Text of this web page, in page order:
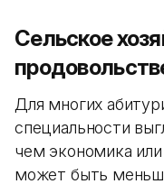
Сельское
Для многих
специальности
чем экономика
может быть